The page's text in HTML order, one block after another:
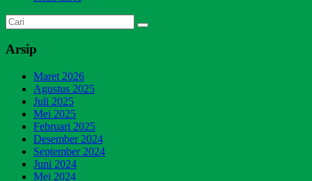
Arsip
Maret 2026
Agustus 2025
Juli 2025
Mei 2025
Februari 2025
Desember 2024
September 2024
Juni 2024
Mei 2024